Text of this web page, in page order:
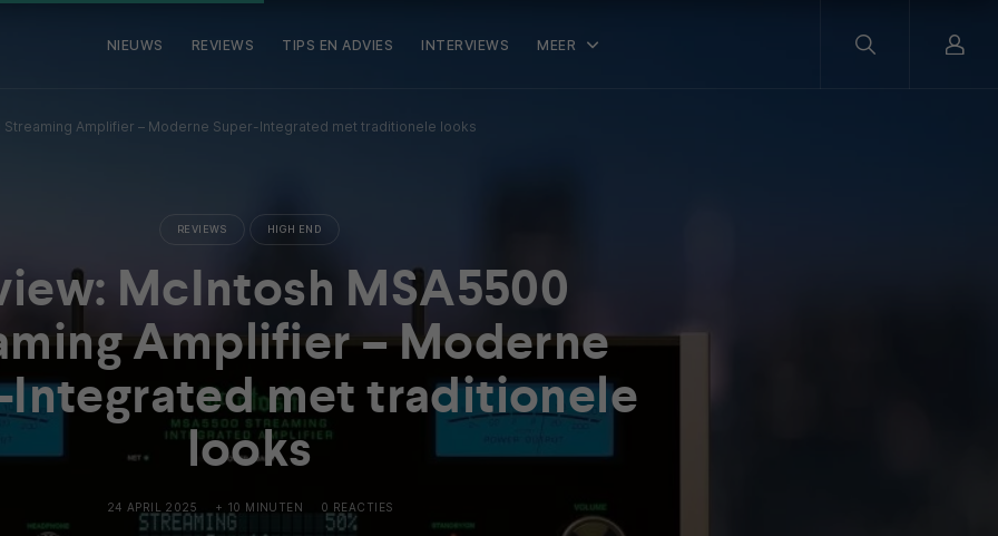
NIEUWS REVIEWS TIPS EN ADVIES INTERVIEWS MEER
Streaming Amplifier – Moderne Super-Integrated met traditionele looks
REVIEWS HIGH END
McIntosh MSA5500
Amplifier – Moderne
Integrated met traditionele
looks
24 APRIL 2025 + 10 MINUTEN 0 REACTIES